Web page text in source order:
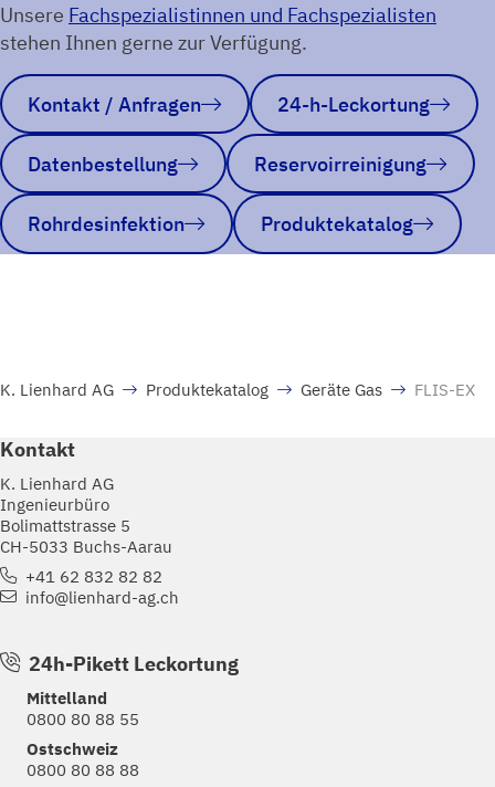
Unsere Fachspezialistinnen und Fachspezialisten
stehen Ihnen gerne zur Verfügung.
Kontakt / Anfragen 24-h-Leckortung
Datenbestellung Reservoirreinigung
Rohrdesinfektion Produktekatalog
K. Lienhard AG Produktekatalog Geräte Gas FLIS-EX
Kontakt
K. Lienhard AG
Ingenieurbüro
Bolimattstrasse 5
CH-5033 Buchs-Aarau
+41 62 832 82 82
info@lienhard-ag.ch
24h-Pikett Leckortung
Mittelland
0800 80 88 55
Ostschweiz
0800 80 88 88